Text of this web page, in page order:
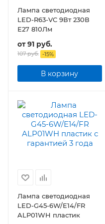
Лампа светодиодная
LED-R63-VC 9Вт 230В
Е27 810Лм
от91 руб.
107 руб. -15%
В корзину
Лампа светодиодная
LED-G45-6W/E14/FR
ALP01WH пластик